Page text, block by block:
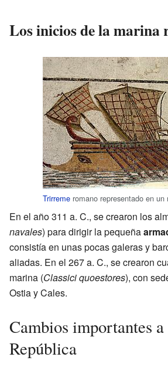
Los inicios de la marina
Trirreme romano representado en un
En el año 311 a. C., se crearon los
navales) para dirigir la pequeña
consistía en unas pocas galeras y
aliadas. En el 267 a. C., se crearon
marina (Classici quoestores), con
Ostia y Cales.
Cambios importantes
República